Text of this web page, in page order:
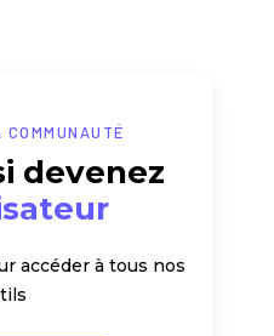
devenez
accéder à tous nos